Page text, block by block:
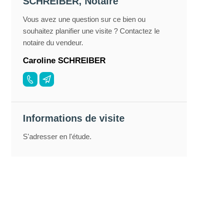
Vous avez une question sur ce bien ou
souhaitez planifier une visite ? Contactez le
notaire du vendeur.
Caroline SCHREIBER
Informations de visite
S'adresser en l'étude.